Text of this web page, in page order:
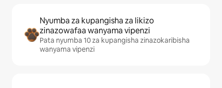
Nyumba za kupangisha za likizo
zinazowafaa wanyama vipenzi
Pata nyumba 10 za kupangisha zinazokaribisha
wanyama vipenzi